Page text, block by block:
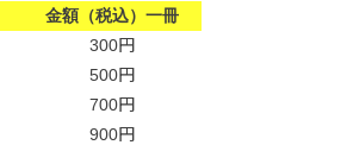
金額（税込）一冊
300円
500円
700円
900円